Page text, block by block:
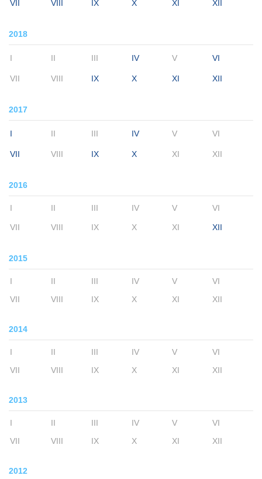
VII VIII IX X XI XII
2018
I II III IV V VI
VII VIII IX X XI XII
2017
I II III IV V VI
VII VIII IX X XI XII
2016
I II III IV V VI
VII VIII IX X XI XII
2015
I II III IV V
VI
VII
VIII IX X XI XII
2014
I II III IV V
VI
VII
VIII IX X XI XII
2013
I II III IV V
VI
VII
VIII IX X XI XII
2012